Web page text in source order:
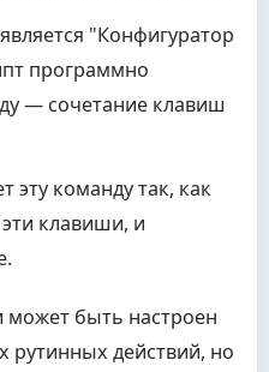
"Конфигуратор
программно
— сочетание клавиш
эту команду так, как
клавиши, и
может быть настроен
рутинных действий, но